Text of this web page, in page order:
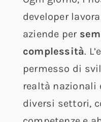
developer
aziende per
complessità.
permesso di
realtà nazionali
diversi settori,